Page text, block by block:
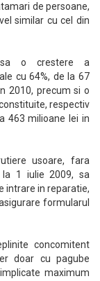
de persoane,
similar cu cel din
o crestere a
cu 64%, de la 67
2010, precum si o
respectiv
463 milioane lei in
usoare, fara
1 iulie 2009, sa
intrare in reparatie,
formularul
concomitent
doar cu pagube
maximum